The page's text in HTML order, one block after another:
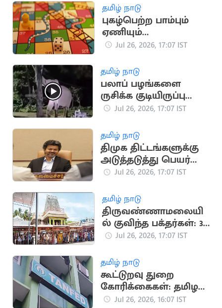
தமிழ் நாடு
புகழ்பெற்ற பாம்பும்
ஏணியும்
விளையாட்டின்
Jul 26, 2026, 17:07 IST
தமிழ் நாடு
பலாப் பழங்களை
ருசிக்க குடியிருப்பு
பகுதியில் மீண்டும்
Jul 26, 2026, 17:07 IST
தமிழ் நாடு
திமுக திட்டங்களுக்கு
அடுத்தடுத்து பெயர்
மாற்றம்
Jul 26, 2026, 17:07 IST
தமிழ் நாடு
திருவண்ணாமலையி
ல் குவிந்த பக்தர்கள்: 3
மணி நேரம்
தரிசனம்
Jul 26, 2026, 17:07 IST
தமிழ் நாடு
கூட்டுறவு துறை
கோரிக்கைகள்: தமிழக
அரசு வழிகாட்டு
Jul 26, 2026, 16:07 IST